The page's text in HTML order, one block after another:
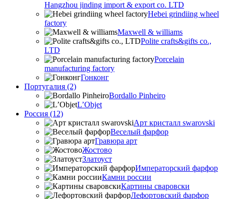
Hangzhou jinding import & export co. LTD
Hebei grindiing wheel
factory
Maxwell & williams
Polite crafts&gifts co.,
LTD
Porcelain
manufacturing factory
Гонконг
Португалия (2)
Bordallo Pinheiro
L’Objet
Россия (12)
Арт кристалл swarovski
Веселый фарфор
Гравюра арт
Жостово
Златоуст
Императорский фарфор
Камни россии
Картины сваровски
Лефортовский фарфор